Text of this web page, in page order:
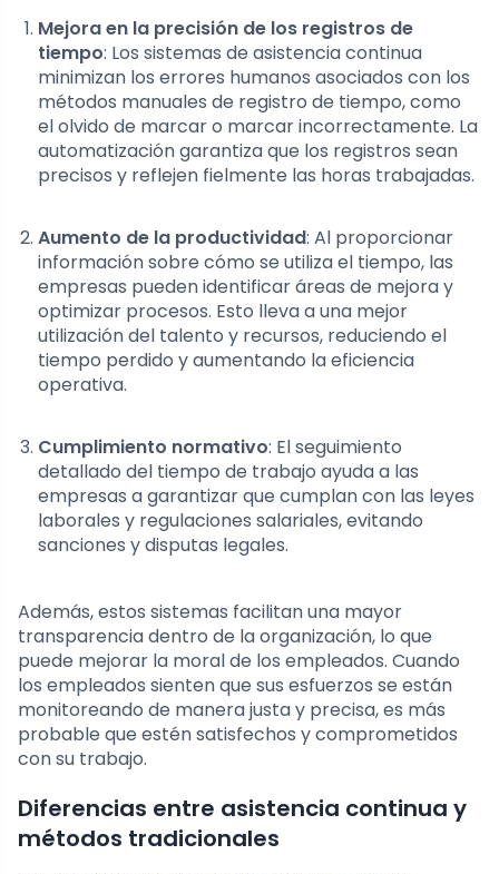
Mejora en la precisión de los registros de
tiempo: Los sistemas de asistencia continua
minimizan los errores humanos asociados con los
métodos manuales de registro de tiempo, como
el olvido de marcar o marcar incorrectamente. La
automatización garantiza que los registros sean
precisos y reflejen fielmente las horas trabajadas.
Aumento de la productividad: Al proporcionar
información sobre cómo se utiliza el tiempo, las
empresas pueden identificar áreas de mejora y
optimizar procesos. Esto lleva a una mejor
utilización del talento y recursos, reduciendo el
tiempo perdido y aumentando la eficiencia
operativa.
Cumplimiento normativo: El seguimiento
detallado del tiempo de trabajo ayuda a las
empresas a garantizar que cumplan con las leyes
laborales y regulaciones salariales, evitando
sanciones y disputas legales.
Además, estos sistemas facilitan una mayor
transparencia dentro de la organización, lo que
puede mejorar la moral de los empleados. Cuando
los empleados sienten que sus esfuerzos se están
monitoreando de manera justa y precisa, es más
probable que estén satisfechos y comprometidos
con su trabajo.
Diferencias entre asistencia continua y
métodos tradicionales